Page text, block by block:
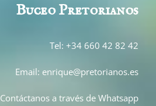
Buceo Pretorianos
Tel: +34 660 42 82 42
Email: enrique@pretorianos.es
Contáctanos a través de Whatsapp